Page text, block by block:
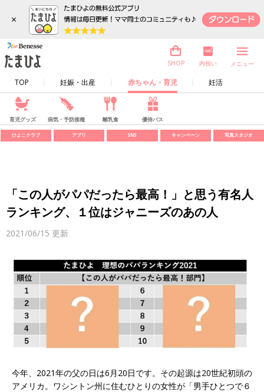
×
TOP 妊娠・出産 赤ちゃん・育児 妊活
SHOP 内祝い メニュー
育児グッズ 病気・予防接種 離乳食 優待パス
ひよこクラブ アプリ SNS キャンペーン 写真スタジオ
「この人がパパだったら最高！」と思う有名人
ランキング、１位はジャニーズのあの人
2021/06/15 更新
今年、2021年の父の日は6月20日です。その起源は20世紀初頭の
アメリカ。ワシントン州に住むひとりの女性が「男手ひとつで６